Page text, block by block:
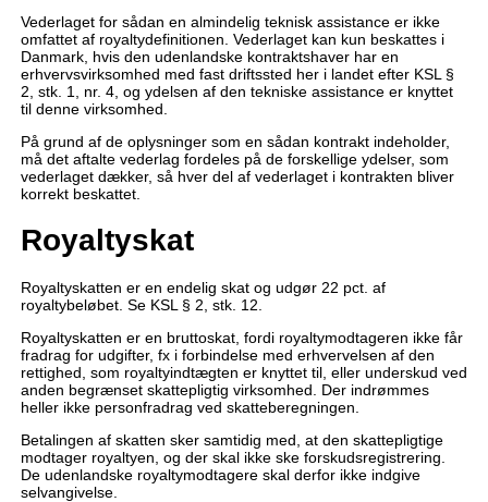
Vederlaget for sådan en almindelig teknisk assistance er ikke
omfattet af royaltydefinitionen. Vederlaget kan kun beskattes i
Danmark, hvis den udenlandske kontraktshaver har en
erhvervsvirksomhed med fast driftssted her i landet efter KSL §
2, stk. 1, nr. 4, og ydelsen af den tekniske assistance er knyttet
til denne virksomhed.
På grund af de oplysninger som en sådan kontrakt indeholder,
må det aftalte vederlag fordeles på de forskellige ydelser, som
vederlaget dækker, så hver del af vederlaget i kontrakten bliver
korrekt beskattet.
Royaltyskat
Royaltyskatten er en endelig skat og udgør 22 pct. af
royaltybeløbet. Se KSL § 2, stk. 12.
Royaltyskatten er en bruttoskat, fordi royaltymodtageren ikke får
fradrag for udgifter, fx i forbindelse med erhvervelsen af den
rettighed, som royaltyindtægten er knyttet til, eller underskud ved
anden begrænset skattepligtig virksomhed. Der indrømmes
heller ikke personfradrag ved skatteberegningen.
Betalingen af skatten sker samtidig med, at den skattepligtige
modtager royaltyen, og der skal ikke ske forskudsregistrering.
De udenlandske royaltymodtagere skal derfor ikke indgive
selvangivelse.